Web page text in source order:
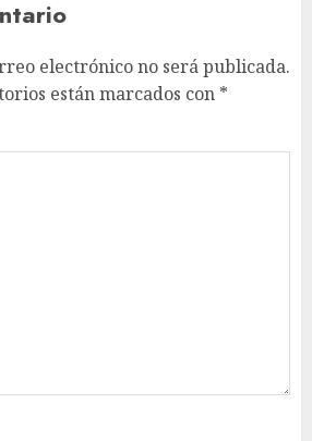
electrónico no será publicada.
están marcados con *